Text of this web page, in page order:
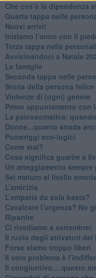
Che cos’è la dipendenza
Quarta tappa nelle
​Nuovi arrivi!
​Iniziamo l’anno con il
​Terza tappa nelle
​Avvicinandoci a Natale
Le famiglie
Seconda tappa nelle
​Storia della persona felice
Violenze di (ogni) genere
​Primo appuntamento con
La psicosomatica:
Donne...quanta strada
​Pomeriggi eco-logici
​Come stai?
Cosa significa guarire a
​Un atteggiamento
​Sei maturo al livello
​L’amicizia
​L’empatia da sola basta?
​Cavalcare l’urgenza? No
Ripartire
​Ci rivediamo a settembre!
​Il ruolo degli attivatori del
​Forse siamo troppo liberi
​Il vero problema è
​Il congiuntivo… questo